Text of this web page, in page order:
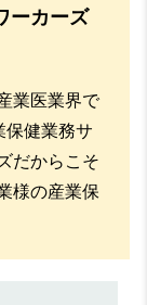
ーカーズ
業医業界で
保健業務サ
だからこそ
様の産業保